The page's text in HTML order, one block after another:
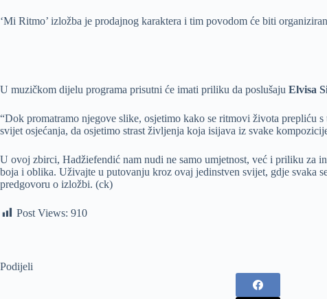
‘Mi Ritmo’ izložba je prodajnog karaktera i tim povodom će biti
U muzičkom dijelu programa prisutni će imati priliku da poslušaju Elvisa
“Dok promatramo njegove slike, osjetimo kako se ritmovi života prepliću
svijet osjećanja, da osjetimo strast življenja koja isijava iz svake
U ovoj zbirci, Hadžiefendić nam nudi ne samo umjetnost, već i priliku za
boja i oblika. Uživajte u putovanju kroz ovaj jedinstven svijet, gdje svaka
predgovoru o izložbi. (ck)
Post Views: 910
Podijeli